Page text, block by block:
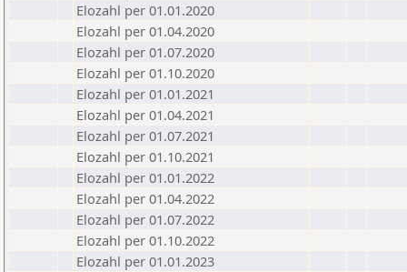
Elozahl per 01.01.2020
Elozahl per 01.04.2020
Elozahl per 01.07.2020
Elozahl per 01.10.2020
Elozahl per 01.01.2021
Elozahl per 01.04.2021
Elozahl per 01.07.2021
Elozahl per 01.10.2021
Elozahl per 01.01.2022
Elozahl per 01.04.2022
Elozahl per 01.07.2022
Elozahl per 01.10.2022
Elozahl per 01.01.2023